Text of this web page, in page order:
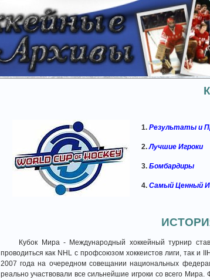
1. Результаты и
2.Лучшие Игроки
3. Бомбардиры
4. Самый Ценный
Кубок Мира - Международный хоккейный турнир
проводиться как NHL с профсоюзом хоккеистов лиги, так и
2007 года на очередном совещании национальных
реально участвовали все сильнейшие игроки со всего